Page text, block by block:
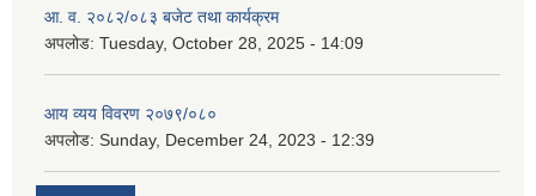
आ. व. २०८२/०८३ बजेट तथा कार्यक्रम
अपलोड: Tuesday, October 28, 2025 - 14:09
आय व्यय विवरण २०७९/०८०
अपलोड: Sunday, December 24, 2023 - 12:39